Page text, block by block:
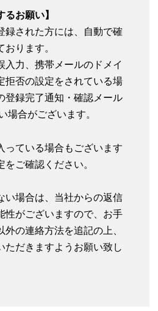
るお願い】
録された方には、自動で確
ります。
入力、携帯メールのドメイ
拒否の設定をされている場
登録完了通知・確認メール
場合がございます。
っている場合もございます
ご確認ください。
い場合は、当社からの返信
性がございますので、お手
の連絡方法を追記の上、
ただきますようお願い致し